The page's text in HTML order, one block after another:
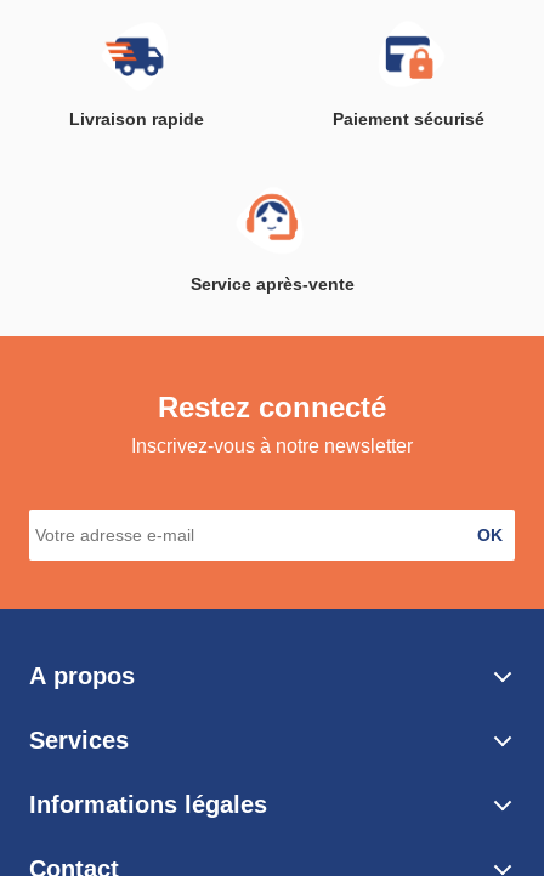
Livraison rapide Paiement sécurisé
Service après-vente
Restez connecté
Inscrivez-vous à notre newsletter
OK
A propos
Services
Informations légales
Contact